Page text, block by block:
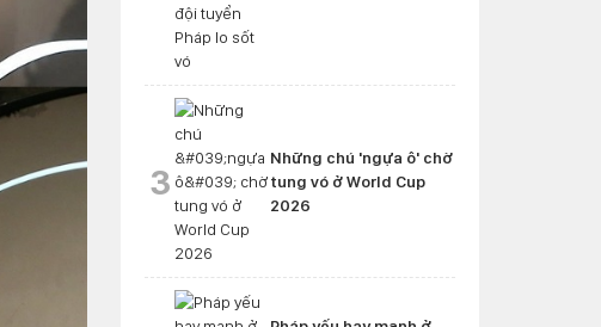
3
Những chú 'ngựa ô' chờ
tung vó ở World Cup
2026